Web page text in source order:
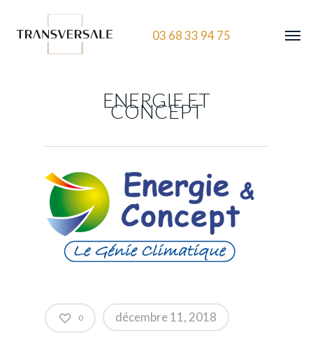
03 68 33 94 75
ENERGIE ET
CONCEPT
0 décembre 11, 2018